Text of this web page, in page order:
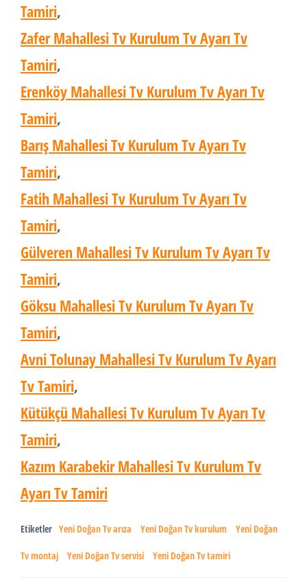
Tamiri,
Zafer Mahallesi Tv Kurulum Tv Ayarı Tv
Tamiri,
Erenköy Mahallesi Tv Kurulum Tv Ayarı Tv
Tamiri,
Barış Mahallesi Tv Kurulum Tv Ayarı Tv
Tamiri,
Fatih Mahallesi Tv Kurulum Tv Ayarı Tv
Tamiri,
Gülveren Mahallesi Tv Kurulum Tv Ayarı Tv
Tamiri,
Göksu Mahallesi Tv Kurulum Tv Ayarı Tv
Tamiri,
Avni Tolunay Mahallesi Tv Kurulum Tv Ayarı
Tv Tamiri,
Kütükçü Mahallesi Tv Kurulum Tv Ayarı Tv
Tamiri,
Kazım Karabekir Mahallesi Tv Kurulum Tv
Ayarı Tv Tamiri
Etiketler Yeni Doğan Tv arıza Yeni Doğan Tv kurulum Yeni Doğan
Tv montaj Yeni Doğan Tv servisi Yeni Doğan Tv tamiri